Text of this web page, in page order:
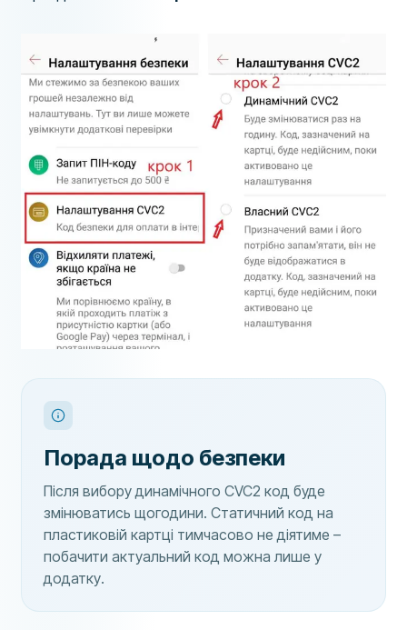
Порада щодо безпеки
Після вибору динамічного CVC2 код буде
змінюватись щогодини. Статичний код на
пластиковій картці тимчасово не діятиме –
побачити актуальний код можна лише у
додатку.